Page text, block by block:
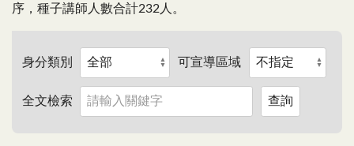
序，種子講師人數合計232人。
身分類別 可宣導區域
全文檢索